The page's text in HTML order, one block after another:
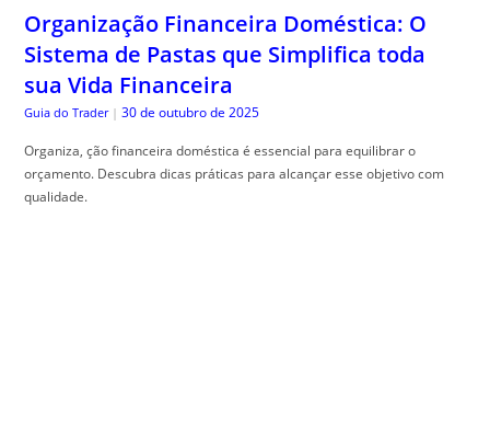
Organização Financeira Doméstica: O
Sistema de Pastas que Simplifica toda
sua Vida Financeira
Guia do Trader | 30 de outubro de 2025
Organiza, ção financeira doméstica é essencial para equilibrar o
orçamento. Descubra dicas práticas para alcançar esse objetivo com
qualidade.